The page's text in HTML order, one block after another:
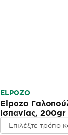
ELPOZO
Elpozo
Ισπανίας, 200gr
(GLUTEN FREE)